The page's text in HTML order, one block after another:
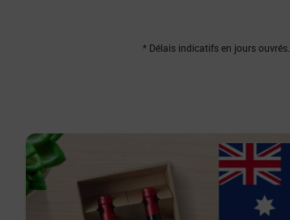
* Délais indicatifs en jours ouvrés.